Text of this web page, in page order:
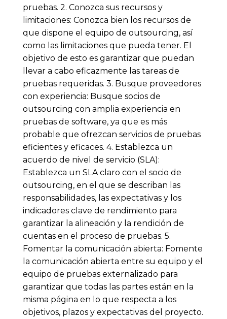
pruebas. 2. Conozca sus recursos y
limitaciones: Conozca bien los recursos de
que dispone el equipo de outsourcing, así
como las limitaciones que pueda tener. El
objetivo de esto es garantizar que puedan
llevar a cabo eficazmente las tareas de
pruebas requeridas. 3. Busque proveedores
con experiencia: Busque socios de
outsourcing con amplia experiencia en
pruebas de software, ya que es más
probable que ofrezcan servicios de pruebas
eficientes y eficaces. 4. Establezca un
acuerdo de nivel de servicio (SLA):
Establezca un SLA claro con el socio de
outsourcing, en el que se describan las
responsabilidades, las expectativas y los
indicadores clave de rendimiento para
garantizar la alineación y la rendición de
cuentas en el proceso de pruebas. 5.
Fomentar la comunicación abierta: Fomente
la comunicación abierta entre su equipo y el
equipo de pruebas externalizado para
garantizar que todas las partes están en la
misma página en lo que respecta a los
objetivos, plazos y expectativas del proyecto.